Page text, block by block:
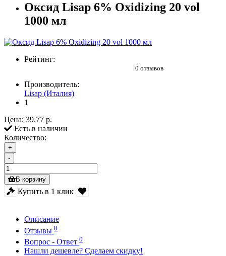
Оксид Lisap 6% Oxidizing 20 vol
1000 мл
Рейтинг:
0 отзывов
Производитель:
Lisap (Италия)
1
Цена: 39.77 р.
Есть в наличии
Количество:
+
-
В корзину
Купить в 1 клик
Описание
Отзывы 0
Вопрос - Ответ 0
Нашли дешевле? Сделаем скидку!